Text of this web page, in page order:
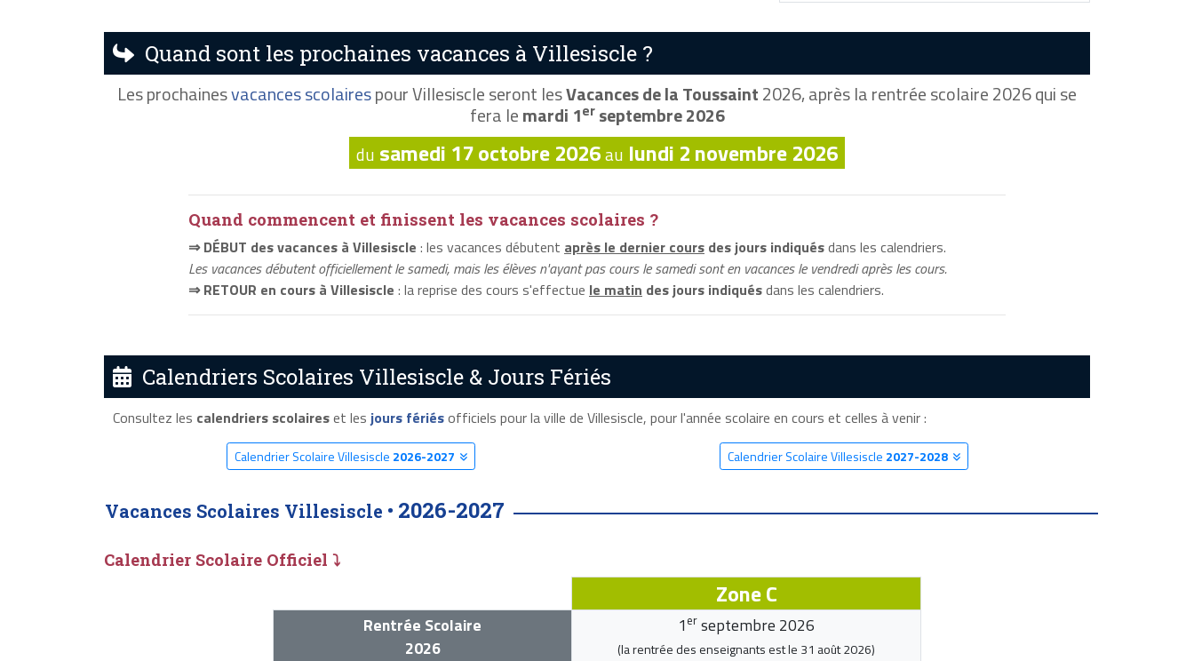
Quand sont les prochaines vacances à Villesiscle ?
Les prochainesvacances scolairespour Villesiscle seront lesVacances de la Toussaint2026, après la rentrée scolaire 2026 qui se
fera lemardi 1erseptembre 2026
du samedi 17 octobre 2026au lundi 2 novembre 2026
Quand commencent et finissent les vacances scolaires ?
⇒ DÉBUT des vacances à Villesiscle : les vacances débutent après le dernier cours des jours indiquésdans les calendriers.
Les vacances débutent officiellement le samedi, mais les élèves n'ayant pas cours le samedi sont en vacances le vendredi après les cours.
⇒ RETOUR en cours à Villesiscle : la reprise des cours s'effectue le matin des jours indiquésdans les calendriers.
Calendriers Scolaires Villesiscle & Jours Fériés
Consultez les calendriers scolaireset les jours fériésofficiels pour la ville de Villesiscle, pour l'année scolaire en cours et celles à venir :
Calendrier Scolaire Villesiscle 2026-2027 Calendrier Scolaire Villesiscle 2027-2028
Vacances Scolaires Villesiscle • 2026-2027
Calendrier Scolaire Officiel ⤵
Zone C
Rentrée Scolaire
2026
1 er septembre 2026
(la rentrée des enseignants est le 31 août 2026)